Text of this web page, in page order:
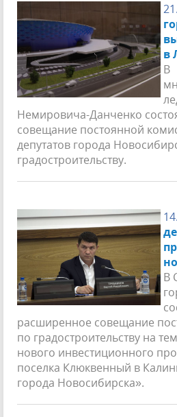
в
В
Немировича-Данченко
совещание постоянной
депутатов города
градостроительству.
В
расширенное совещание
по градостроительству на
нового инвестиционного
поселка Клюквенный в
города Новосибирска».